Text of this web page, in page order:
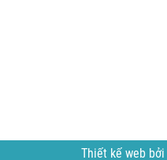
Thiết kế web bởi